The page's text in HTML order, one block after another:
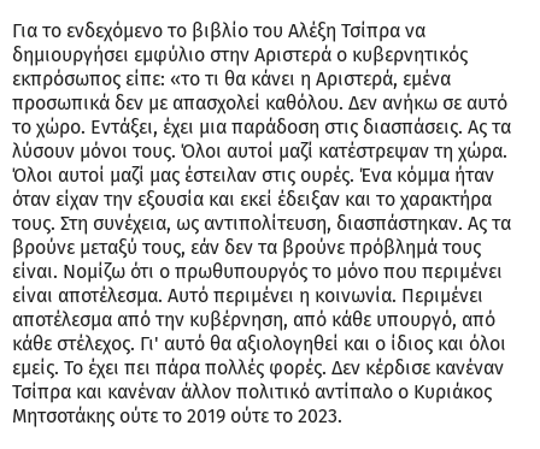
Για το ενδεχόμενο το βιβλίο του Αλέξη Τσίπρα να
δημιουργήσει εμφύλιο στην Αριστερά ο κυβερνητικός
εκπρόσωπος είπε: «το τι θα κάνει η Αριστερά, εμένα
προσωπικά δεν με απασχολεί καθόλου. Δεν ανήκω σε αυτό
το χώρο. Εντάξει, έχει μια παράδοση στις διασπάσεις. Ας τα
λύσουν μόνοι τους. Όλοι αυτοί μαζί κατέστρεψαν τη χώρα.
Όλοι αυτοί μαζί μας έστειλαν στις ουρές. Ένα κόμμα ήταν
όταν είχαν την εξουσία και εκεί έδειξαν και το χαρακτήρα
τους. Στη συνέχεια, ως αντιπολίτευση, διασπάστηκαν. Ας τα
βρούνε μεταξύ τους, εάν δεν τα βρούνε πρόβλημά τους
είναι. Νομίζω ότι ο πρωθυπουργός το μόνο που περιμένει
είναι αποτέλεσμα. Αυτό περιμένει η κοινωνία. Περιμένει
αποτέλεσμα από την κυβέρνηση, από κάθε υπουργό, από
κάθε στέλεχος. Γι' αυτό θα αξιολογηθεί και ο ίδιος και όλοι
εμείς. Το έχει πει πάρα πολλές φορές. Δεν κέρδισε κανέναν
Τσίπρα και κανέναν άλλον πολιτικό αντίπαλο ο Κυριάκος
Μητσοτάκης ούτε το 2019 ούτε το 2023.